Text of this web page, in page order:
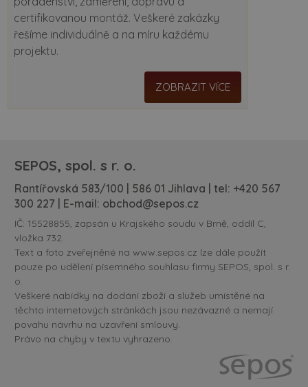
certifikovanou montáž. Veškeré zakázky
řešíme individuálně a na míru každému
projektu.
ZOBRAZIT VÍCE
SEPOS, spol. s r. o.
Rantířovská 583/100 | 586 01 Jihlava | tel: +420 567
300 227 | E-mail: obchod@sepos.cz
IČ: 15528855, zapsán u Krajského soudu v Brně, oddíl C,
vložka 732.
Text a foto zveřejněné na www.sepos.cz lze dále použít
pouze po udělení písemného souhlasu firmy SEPOS, spol. s r.
o.
Veškeré nabídky na dodání zboží a služeb umístěné na
těchto internetových stránkách jsou nezávazné a nemají
povahu návrhu na uzavření smlouvy.
Právo na chyby v textu vyhrazeno.